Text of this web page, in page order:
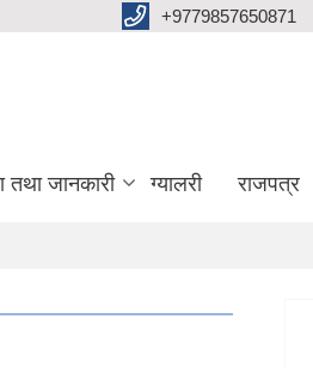
+9779857650871
तथा जानकारी ग्यालरी राजपत्र